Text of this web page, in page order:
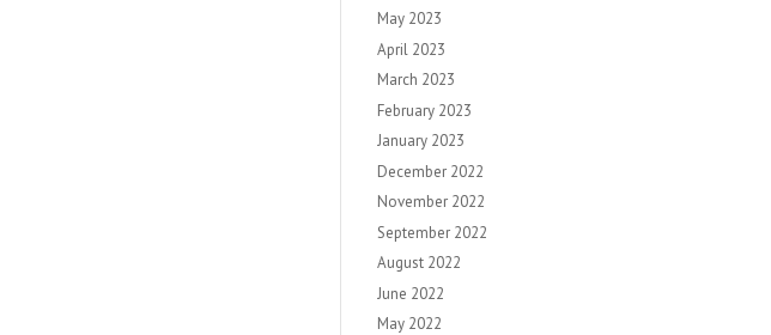
May 2023
April 2023
March 2023
February 2023
January 2023
December 2022
November 2022
September 2022
August 2022
June 2022
May 2022